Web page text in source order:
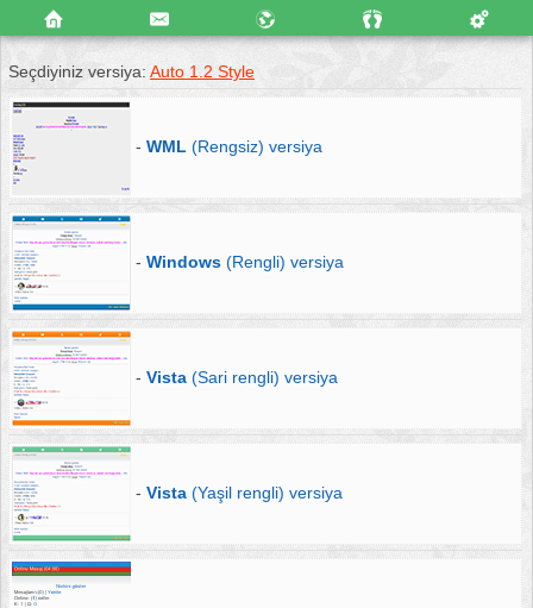
Seçdiyiniz versiya: Auto 1.2 Style
- WML (Rengsiz) versiya
- Windows (Rengli) versiya
- Vista (Sari rengli) versiya
- Vista (Yaşil rengli) versiya